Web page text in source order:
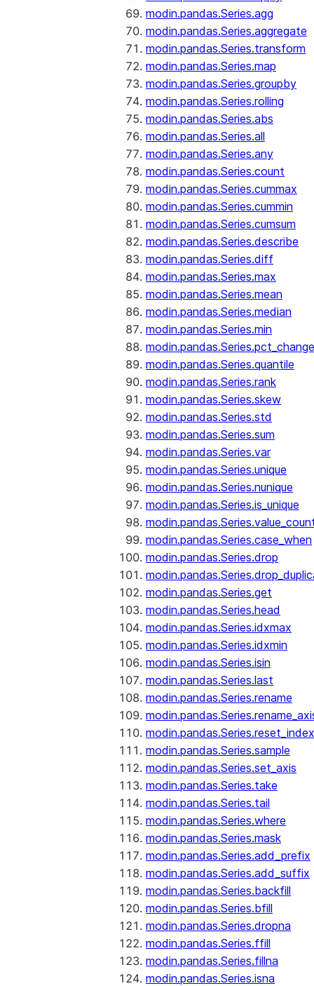
modin.pandas.Series.agg
modin.pandas.Series.aggregate
modin.pandas.Series.transform
modin.pandas.Series.map
modin.pandas.Series.groupby
modin.pandas.Series.rolling
modin.pandas.Series.abs
modin.pandas.Series.all
modin.pandas.Series.any
modin.pandas.Series.count
modin.pandas.Series.cummax
modin.pandas.Series.cummin
modin.pandas.Series.cumsum
modin.pandas.Series.describe
modin.pandas.Series.diff
modin.pandas.Series.max
modin.pandas.Series.mean
modin.pandas.Series.median
modin.pandas.Series.min
modin.pandas.Series.pct_change
modin.pandas.Series.quantile
modin.pandas.Series.rank
modin.pandas.Series.skew
modin.pandas.Series.std
modin.pandas.Series.sum
modin.pandas.Series.var
modin.pandas.Series.unique
modin.pandas.Series.nunique
modin.pandas.Series.is_unique
modin.pandas.Series.case_when
modin.pandas.Series.drop
modin.pandas.Series.get
modin.pandas.Series.head
modin.pandas.Series.idxmax
modin.pandas.Series.idxmin
modin.pandas.Series.isin
modin.pandas.Series.last
modin.pandas.Series.rename
modin.pandas.Series.reset_index
modin.pandas.Series.sample
modin.pandas.Series.set_axis
modin.pandas.Series.take
modin.pandas.Series.tail
modin.pandas.Series.where
modin.pandas.Series.mask
modin.pandas.Series.add_prefix
modin.pandas.Series.add_suffix
modin.pandas.Series.backfill
modin.pandas.Series.bfill
modin.pandas.Series.dropna
modin.pandas.Series.ffill
modin.pandas.Series.fillna
modin.pandas.Series.isna